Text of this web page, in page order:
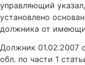
управляющий
установлено
должника от
Должник 01.02.2007
обл. по части 1